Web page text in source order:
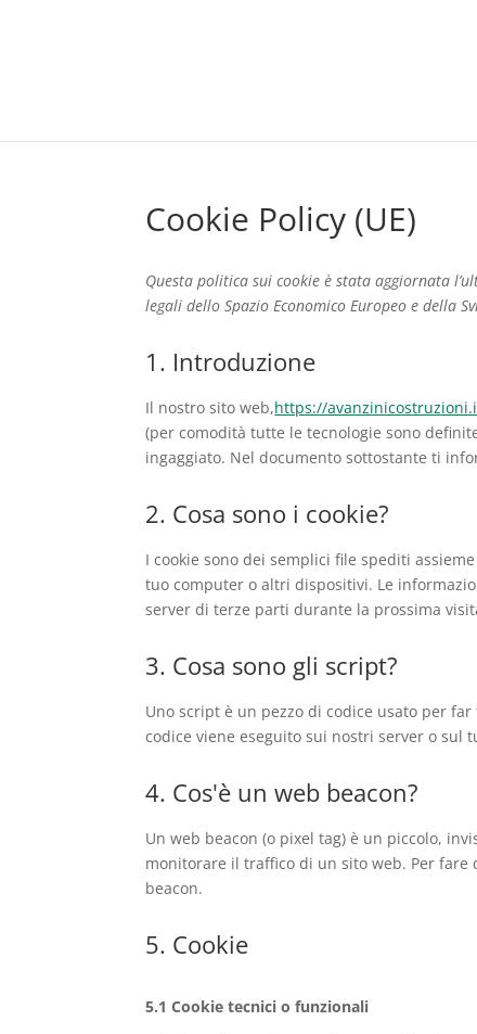
Cookie Policy (UE)
Questa politica sui cookie è stata aggiornata
legali dello Spazio Economico Europeo e della
1. Introduzione
Il nostro sito web,https://
(per comodità tutte le tecnologie sono
ingaggiato. Nel documento sottostante ti
2. Cosa sono i cookie?
I cookie sono dei semplici file spediti
tuo computer o altri dispositivi. Le
server di terze parti durante la prossima
3. Cosa sono gli script?
Uno script è un pezzo di codice usato per
codice viene eseguito sui nostri server o sul
4. Cos'è un web beacon?
Un web beacon (o pixel tag) è un piccolo,
monitorare il traffico di un sito web. Per
beacon.
5. Cookie
5.1 Cookie tecnici o funzionali